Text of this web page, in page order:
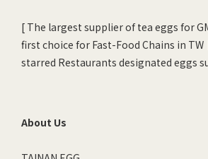
[ The largest supplier of tea eggs for
first choice for Fast-Food Chains in TW
starred Restaurants designated eggs
About Us